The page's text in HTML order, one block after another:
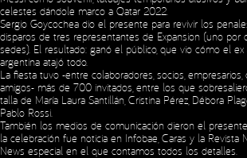
celestes dándole marco a Qatar 2022.
Sergio Goycochea dio el presente para revivir los
disparos de tres representantes de Expansion (uno por
sedes). El resultado: ganó el público, que vio cómo el
argentina atajó todo.
La fiesta tuvo -entre colaboradores, socios, empresarios,
amigos- más de 700 invitados, entre los que
talla de María Laura Santillán, Cristina Pérez, Débora
Pablo Rossi.
También los medios de comunicación dieron el
la celebración fue noticia en Infobae Caras y la Revista
News especial en el que contamos todos los detalles.
Copyright © 2023 Expansion. All rights
Social Media